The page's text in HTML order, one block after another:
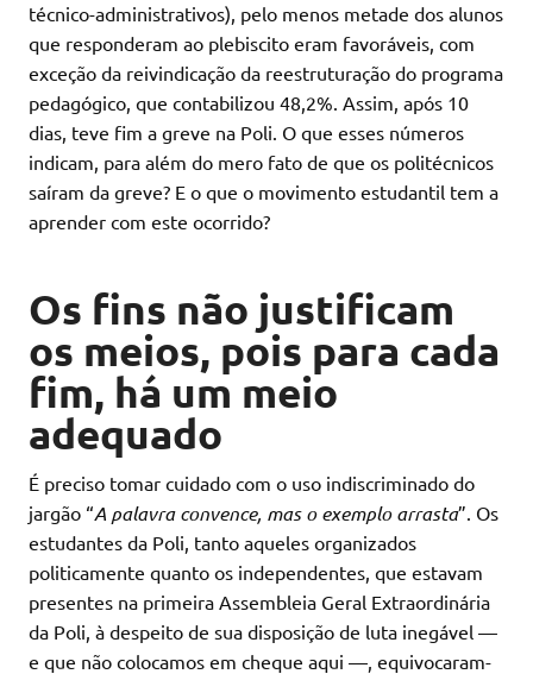
técnico-administrativos), pelo menos metade dos alunos
que responderam ao plebiscito eram favoráveis, com
exceção da reivindicação da reestruturação do programa
pedagógico, que contabilizou 48,2%. Assim, após 10
dias, teve fim a greve na Poli. O que esses números
indicam, para além do mero fato de que os politécnicos
saíram da greve? E o que o movimento estudantil tem a
aprender com este ocorrido?
Os fins não justificam
os meios, pois para cada
fim, há um meio
adequado
É preciso tomar cuidado com o uso indiscriminado do
jargão “A palavra convence, mas o exemplo arrasta”. Os
estudantes da Poli, tanto aqueles organizados
politicamente quanto os independentes, que estavam
presentes na primeira Assembleia Geral Extraordinária
da Poli, à despeito de sua disposição de luta inegável —
e que não colocamos em cheque aqui —, equivocaram-